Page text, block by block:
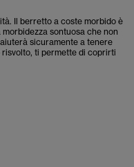
Il berretto a coste morbido è
sontuosa che non
sicuramente a tenere
ti permette di coprirti